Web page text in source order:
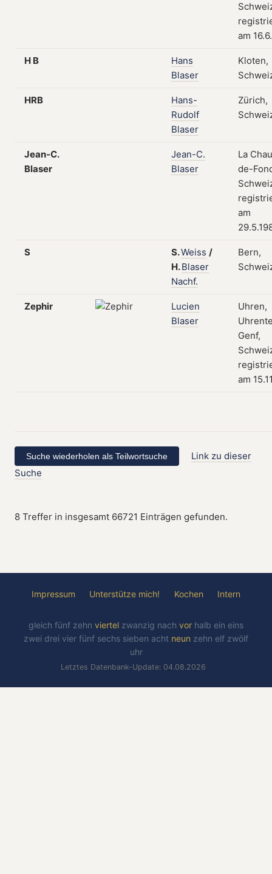
am
H B
Hans
Blaser
Kloten,
HRB
Hans-
Rudolf
Blaser
Zürich,
Jean-C.
Blaser
Jean-C.
Blaser
La
de-
am
S S.Weiss /
H.Blaser
Nachf.
Bern,
Zephir
Lucien
Blaser
Uhren,
Genf,
am
Link zu dieser
Suche
8 Treffer in insgesamt 66721 Einträgen gefunden.
Impressum Unterstütze mich! Kochen Intern
gleich fünf zehn viertel zwanzig nach vor halb ein eins
zwei drei vier fünf sechs sieben acht neun zehn elf zwölf
uhr
Letztes Datenbank-Update: 04.08.2026